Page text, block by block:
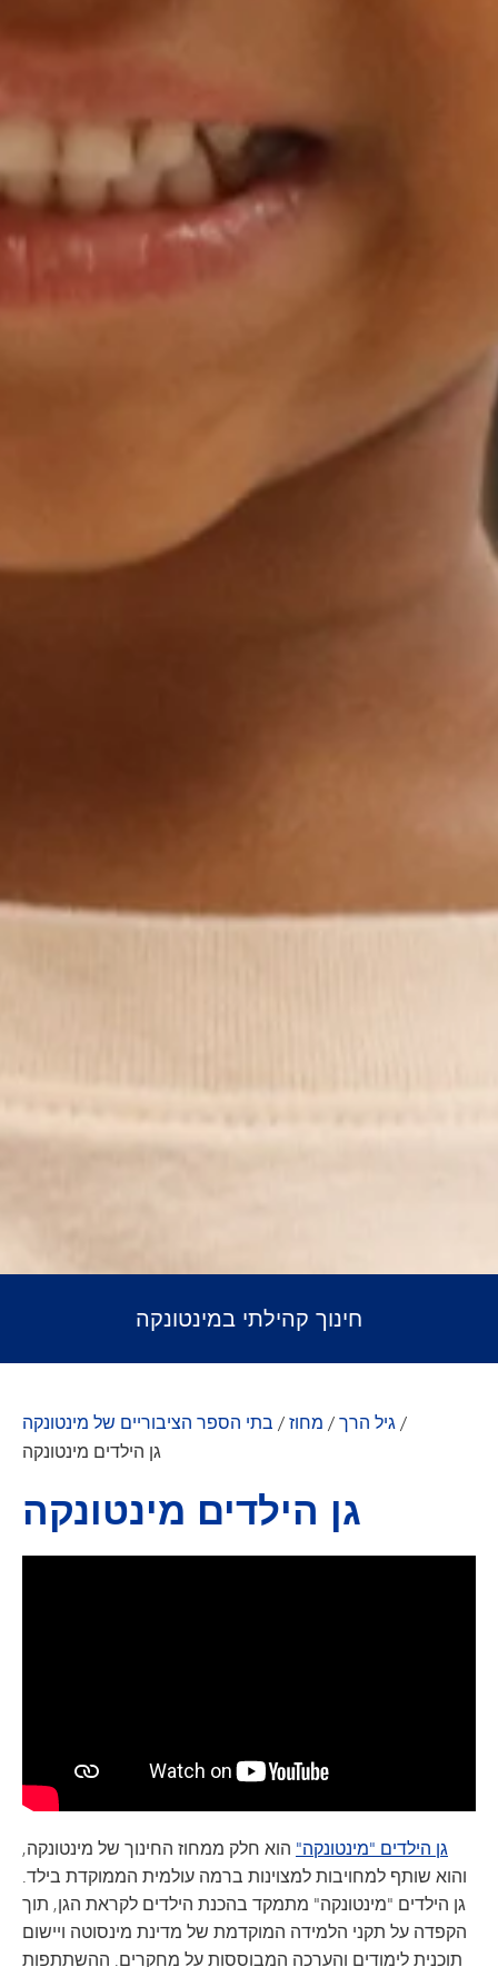
חינוך קהילתי במינטונקה
בתי הספר הציבוריים של מינטונקה /מחוז /גיל הרך/
גן הילדים מינטונקה
גן הילדים מינטונקה
גן הילדים "מינטונקה" הוא חלק ממחוז החינוך של מינטונקה,
והוא שותף למחויבות למצוינות ברמה עולמית הממוקדת בילד.
גן הילדים "מינטונקה" מתמקד בהכנת הילדים לקראת הגן, תוך
הקפדה על תקני הלמידה המוקדמת של מדינת מינסוטה ויישום
תוכנית לימודים והערכה המבוססות על מחקרים. ההשתתפות